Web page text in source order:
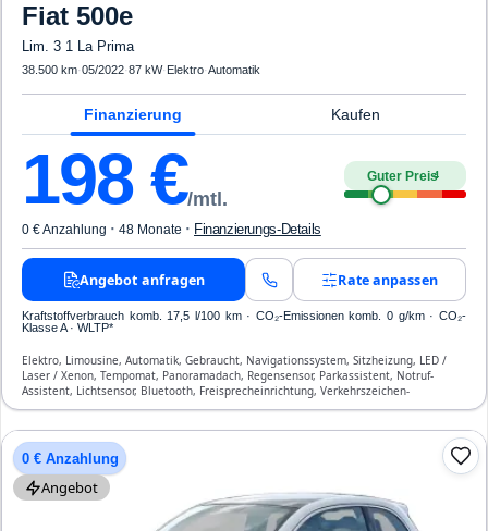
Fiat 500e
Lim. 3 1 La Prima
38.500 km·05/2022·87 kW· Elektro·Automatik
Finanzierung Kaufen
198€/mtl.
Guter Preis4
0 € Anzahlung · 48 Monate · Finanzierungs-Details
Angebot anfragen Rate anpassen
Kraftstoffverbrauch komb. 17,5 l/100 km · CO₂-Emissionen komb. 0 g/km · CO₂-
Klasse A · WLTP*
Elektro, Limousine, Automatik, Gebraucht, Navigationssystem, Sitzheizung, LED /
Laser / Xenon, Tempomat, Panoramadach, Regensensor, Parkassistent, Notruf-
Assistent, Lichtsensor, Bluetooth, Freisprecheinrichtung, Verkehrszeichen-
Erkennung, ESP, ABS, Klimaautomatik, Front- und Seiten-Airbags
0 € Anzahlung
Angebot